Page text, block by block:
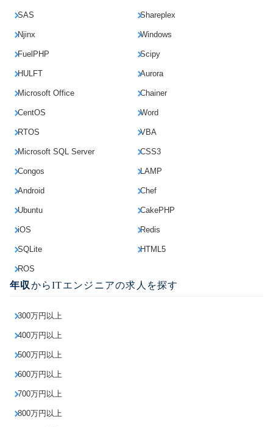
SAS Shareplex
Njinx Windows
FuelPHP Scipy
HULFT Aurora
Microsoft Office Chainer
CentOS Word
RTOS VBA
Microsoft SQL Server CSS3
Congos LAMP
Android Chef
Ubuntu CakePHP
iOS Redis
SQLite HTML5
ROS
年収からITエンジニアの求人を探す
300万円以上
400万円以上
500万円以上
600万円以上
700万円以上
800万円以上